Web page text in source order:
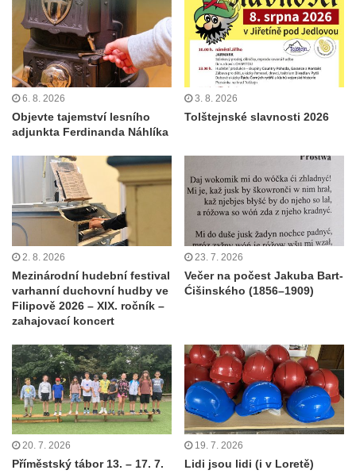
6. 8. 2026
Objevte tajemství lesního
adjunkta Ferdinanda Náhlíka
3. 8. 2026
Tolštejnské slavnosti 2026
2. 8. 2026
Mezinárodní hudební festival
varhanní duchovní hudby ve
Filipově 2026 – XIX. ročník –
zahajovací koncert
23. 7. 2026
Večer na počest Jakuba Bart-
Ćišinského (1856–1909)
20. 7. 2026
Příměstský tábor 13. – 17. 7.
19. 7. 2026
Lidi jsou lidi (i v Loretě)